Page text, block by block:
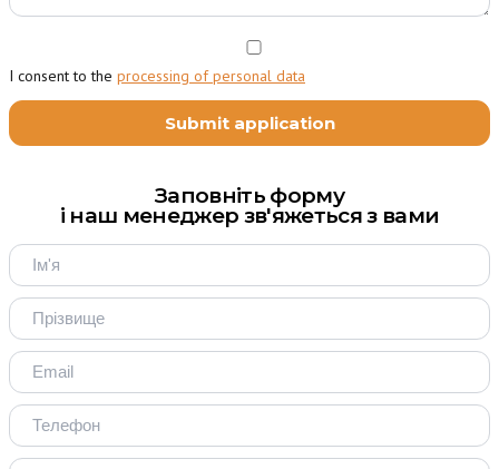
I consent to the processing of personal data
Заповніть форму
і наш менеджер зв'яжеться з вами